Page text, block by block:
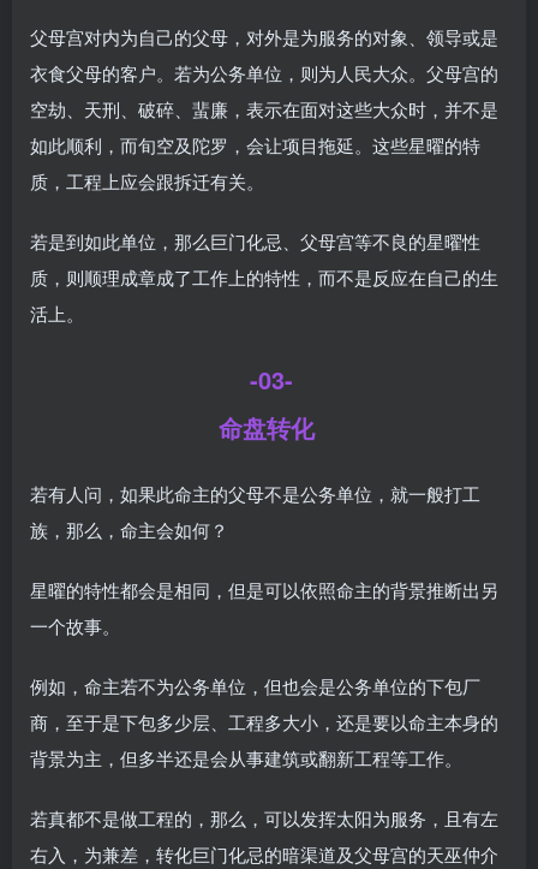
父母宫对内为自己的父母，对外是为服务的对象、领导或是
衣食父母的客户。若为公务单位，则为人民大众。父母宫的
空劫、天刑、破碎、蜚廉，表示在面对这些大众时，并不是
如此顺利，而旬空及陀罗，会让项目拖延。这些星曜的特
质，工程上应会跟拆迁有关。
若是到如此单位，那么巨门化忌、父母宫等不良的星曜性
质，则顺理成章成了工作上的特性，而不是反应在自己的生
活上。
-03-
命盘转化
若有人问，如果此命主的父母不是公务单位，就一般打工
族，那么，命主会如何？
星曜的特性都会是相同，但是可以依照命主的背景推断出另
一个故事。
例如，命主若不为公务单位，但也会是公务单位的下包厂
商，至于是下包多少层、工程多大小，还是要以命主本身的
背景为主，但多半还是会从事建筑或翻新工程等工作。
若真都不是做工程的，那么，可以发挥太阳为服务，且有左
右入，为兼差，转化巨门化忌的暗渠道及父母宫的天巫仲介